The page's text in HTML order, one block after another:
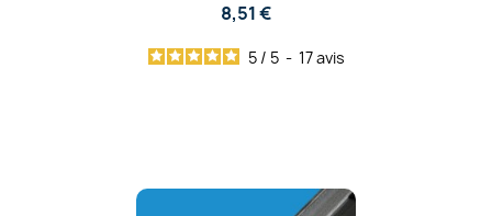
8,51 €
5 / 5 - 17avis